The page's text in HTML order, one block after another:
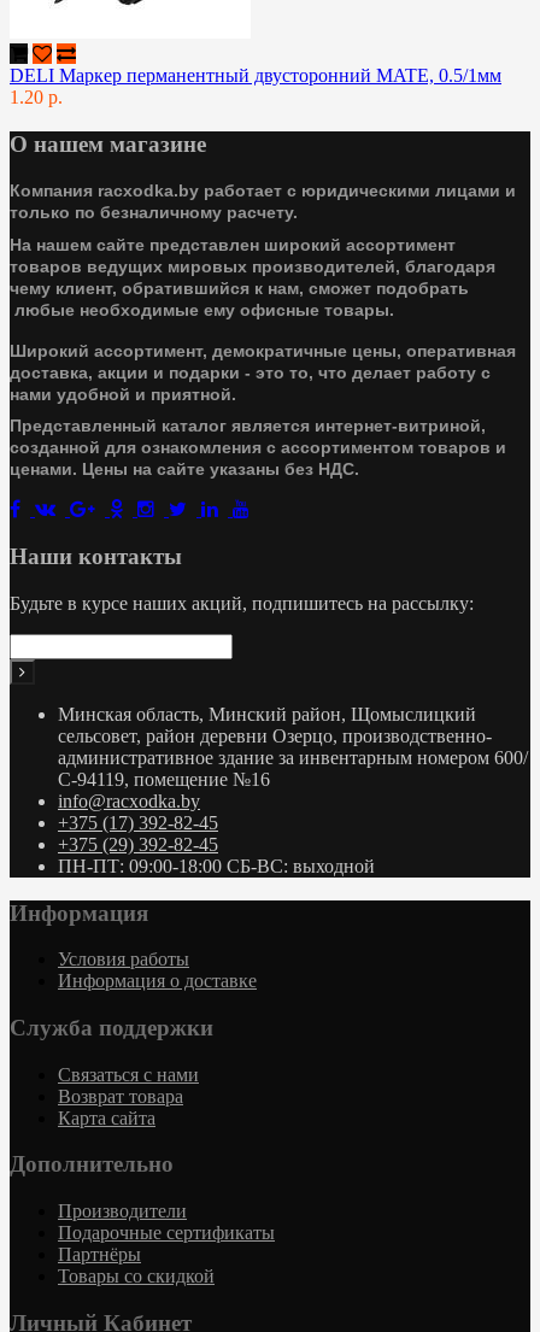
DELI Маркер перманентный двусторонний MATE, 0.5/1мм
1.20 р.
О нашем магазине
Компания racxodka.by работает с юридическими лицами и
только по безналичному расчету.
На нашем сайте представлен широкий ассортимент
товаров ведущих мировых производителей, благодаря
чему клиент, обратившийся к нам, сможет подобрать
любые необходимые ему офисные товары.
Широкий ассортимент, демократичные цены, оперативная
доставка, акции и подарки - это то, что делает работу с
нами удобной и приятной.
Представленный каталог является интернет-витриной,
созданной для ознакомления с ассортиментом товаров и
ценами. Цены на сайте указаны без НДС.
Наши контакты
Будьте в курсе наших акций, подпишитесь на рассылку:
Минская область, Минский район, Щомыслицкий
сельсовет, район деревни Озерцо, производственно-
административное здание за инвентарным номером 600/
С-94119, помещение №16
info@racxodka.by
+375 (17) 392-82-45
+375 (29) 392-82-45
ПН-ПТ: 09:00-18:00 СБ-ВС: выходной
Информация
Условия работы
Информация о доставке
Служба поддержки
Связаться с нами
Возврат товара
Карта сайта
Дополнительно
Производители
Подарочные сертификаты
Партнёры
Товары со скидкой
Личный Кабинет